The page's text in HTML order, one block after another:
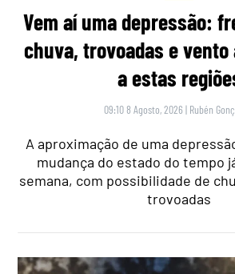
Vem aí uma depressão:
chuva, trovoadas e
a estas
09:10 8 Agosto, 2026 | Rubén
A aproximação de uma
mudança do estado do tempo
semana, com possibilidade de
trovoadas